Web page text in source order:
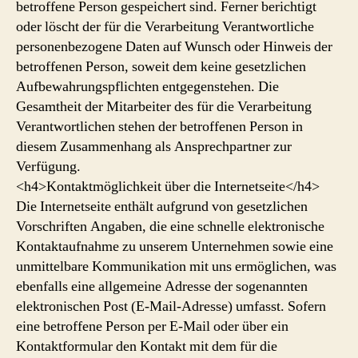
betroffene Person gespeichert sind. Ferner berichtigt
oder löscht der für die Verarbeitung Verantwortliche
personenbezogene Daten auf Wunsch oder Hinweis der
betroffenen Person, soweit dem keine gesetzlichen
Aufbewahrungspflichten entgegenstehen. Die
Gesamtheit der Mitarbeiter des für die Verarbeitung
Verantwortlichen stehen der betroffenen Person in
diesem Zusammenhang als Ansprechpartner zur
Verfügung.
<h4>Kontaktmöglichkeit über die Internetseite</h4>
Die Internetseite enthält aufgrund von gesetzlichen
Vorschriften Angaben, die eine schnelle elektronische
Kontaktaufnahme zu unserem Unternehmen sowie eine
unmittelbare Kommunikation mit uns ermöglichen, was
ebenfalls eine allgemeine Adresse der sogenannten
elektronischen Post (E-Mail-Adresse) umfasst. Sofern
eine betroffene Person per E-Mail oder über ein
Kontaktformular den Kontakt mit dem für die